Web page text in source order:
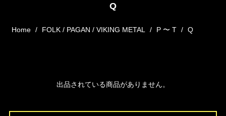
Q
Home FOLK / PAGAN / VIKING METAL P 〜 T Q
出品されている商品がありません。